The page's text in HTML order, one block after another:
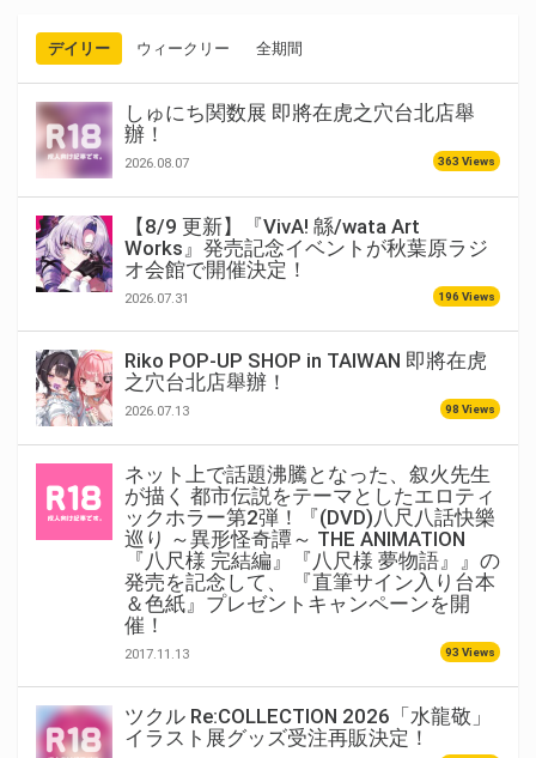
デイリー ウィークリー 全期間
しゅにち関数展 即將在虎之穴台北店舉
辦！
2026.08.07 363 Views
【8/9 更新】『VivA! 緜/wata Art
Works』発売記念イベントが秋葉原ラジ
オ会館で開催決定！
2026.07.31 196 Views
Riko POP-UP SHOP in TAIWAN 即將在虎
之穴台北店舉辦！
2026.07.13 98 Views
ネット上で話題沸騰となった、叙火先生
が描く 都市伝説をテーマとしたエロティ
ックホラー第2弾！『(DVD)八尺八話快樂
巡り ～異形怪奇譚～ THE ANIMATION
『八尺様 完結編』『八尺様 夢物語』』の
発売を記念して、 『直筆サイン入り台本
＆色紙』プレゼントキャンペーンを開
催！
2017.11.13 93 Views
ツクル Re:COLLECTION 2026「水龍敬」
イラスト展グッズ受注再販決定！